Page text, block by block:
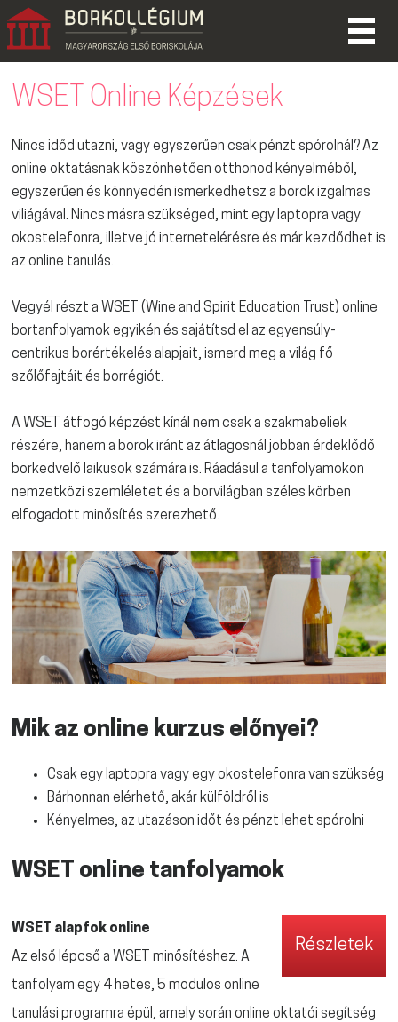
WSET Online Képzések
Nincs időd utazni, vagy egyszerűen csak pénzt spórolnál? Az
online oktatásnak köszönhetően otthonod kényelméből,
egyszerűen és könnyedén ismerkedhetsz a borok izgalmas
viliágával. Nincs másra szükséged, mint egy laptopra vagy
okostelefonra, illetve jó internetelérésre és már kezdődhet is
az online tanulás.
Vegyél részt a WSET (Wine and Spirit Education Trust) online
bortanfolyamok egyikén és sajátítsd el az egyensúly-
centrikus borértékelés alapjait, ismerd meg a világ fő
szőlőfajtáit és borrégiót.
A WSET átfogó képzést kínál nem csak a szakmabeliek
részére, hanem a borok iránt az átlagosnál jobban érdeklődő
borkedvelő laikusok számára is. Ráadásul a tanfolyamokon
nemzetközi szemléletet és a borvilágban széles körben
elfogadott minősítés szerezhető.
Mik az online kurzus előnyei?
Csak egy laptopra vagy egy okostelefonra van szükség
Bárhonnan elérhető, akár külföldről is
Kényelmes, az utazáson időt és pénzt lehet spórolni
WSET online tanfolyamok
Részletek
WSET alapfok online
Az első lépcső a WSET minősítéshez. A
tanfolyam egy 4 hetes, 5 modulos online
tanulási programra épül, amely során online oktatói segítség